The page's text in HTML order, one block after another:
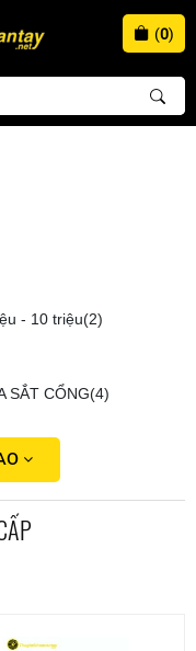
(0)
- 10 triệu(2)
SẮT CỔNG(4)